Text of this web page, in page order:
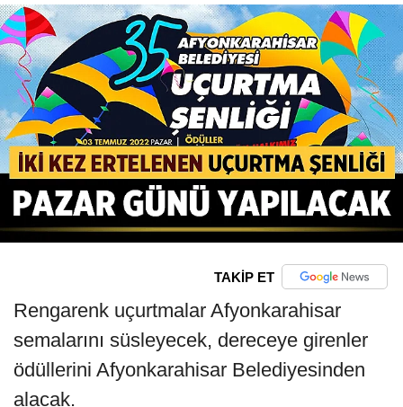
TAKİP ET
Rengarenk uçurtmalar Afyonkarahisar
semalarını süsleyecek, dereceye girenler
ödüllerini Afyonkarahisar Belediyesinden
alacak.